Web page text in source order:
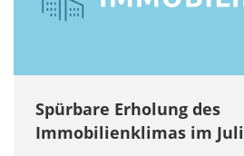
Spürbare Erholung des
Immobilienklimas im Juli